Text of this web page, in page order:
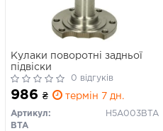
Кулаки поворотні задньої
підвіски
0 відгуків
986 ₴ термін 7 дн.
Артикул:
H5A003BTA
BTA